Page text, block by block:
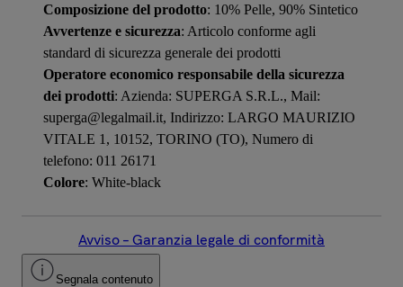
Composizione del prodotto: 10% Pelle, 90% Sintetico
Avvertenze e sicurezza: Articolo conforme agli
standard di sicurezza generale dei prodotti
Operatore economico responsabile della sicurezza
dei prodotti: Azienda: SUPERGA S.R.L., Mail:
superga@legalmail.it, Indirizzo: LARGO MAURIZIO
VITALE 1, 10152, TORINO (TO), Numero di
telefono: 011 26171
Colore: White-black
Avviso – Garanzia legale di conformità
Segnala contenuto